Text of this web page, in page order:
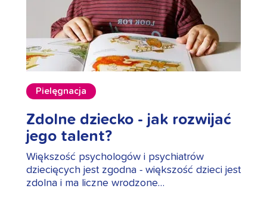
Pielęgnacja
Zdolne dziecko - jak rozwijać
jego talent?
Większość psychologów i psychiatrów
dziecięcych jest zgodna - większość dzieci jest
zdolna i ma liczne wrodzone…